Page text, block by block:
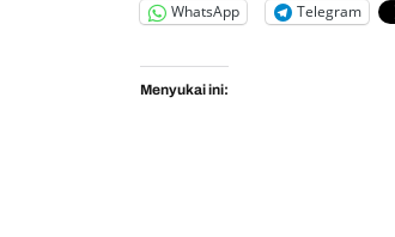
WhatsApp Telegram
Menyukai ini: